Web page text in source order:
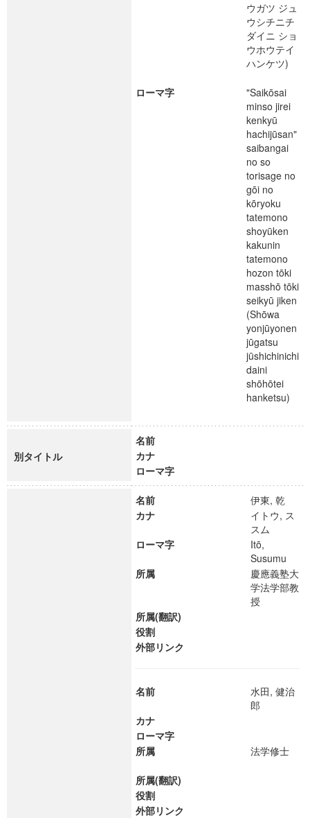
ウガツ ジュ
ウシチニチ
ダイニ ショ
ウホウテイ
ハンケツ)
ローマ字
"Saikōsai
minso jirei
kenkyū
hachijūsan"
saibangai
no so
torisage no
gōi no
kōryoku
tatemono
shoyūken
kakunin
tatemono
hozon tōki
masshō tōki
seikyū jiken
(Shōwa
yonjūyonen
jūgatsu
jūshichinichi
daini
shōhōtei
hanketsu)
別タイトル
名前
カナ
ローマ字
名前
伊東, 乾
カナ
イトウ, ス
スム
ローマ字
Itō,
Susumu
所属
慶應義塾大
学法学部教
授
所属(翻訳)
役割
外部リンク
名前
水田, 健治
郎
カナ
ローマ字
所属
法学修士
所属(翻訳)
役割
外部リンク